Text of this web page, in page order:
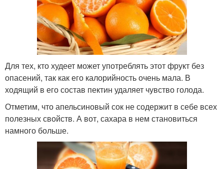
Для тех, кто худеет может употреблять этот фрукт без
опасений, так как его калорийность очень мала. В
ходящий в его состав пектин удаляет чувство голода.
Отметим, что апельсиновый сок не содержит в себе всех
полезных свойств. А вот, сахара в нем становиться
намного больше.